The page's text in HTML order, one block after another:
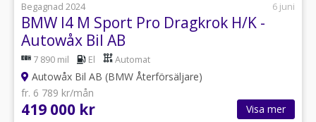
Begagnad 2024
6 juni
BMW I4 M Sport Pro Dragkrok H/K -
Autowåx Bil AB
7 890 mil El Automat
Autowåx Bil AB (BMW Återförsäljare)
fr. 6 789 kr/mån
419 000 kr Visa mer